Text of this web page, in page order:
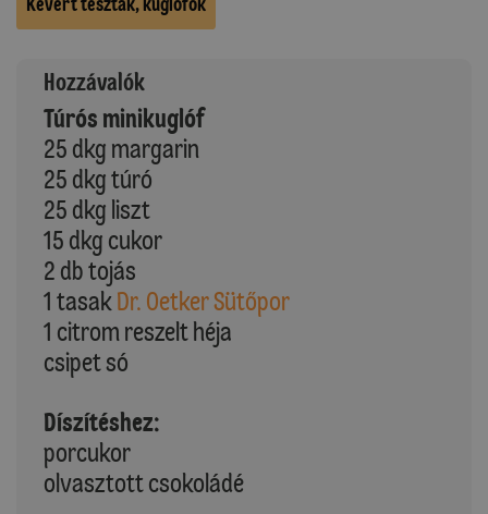
Hozzávalók
Túrós minikuglóf
25 dkg margarin
25 dkg túró
25 dkg liszt
15 dkg cukor
2 db tojás
1 tasak Dr. Oetker Sütőpor
1 citrom reszelt héja
csipet só
Díszítéshez:
porcukor
olvasztott csokoládé